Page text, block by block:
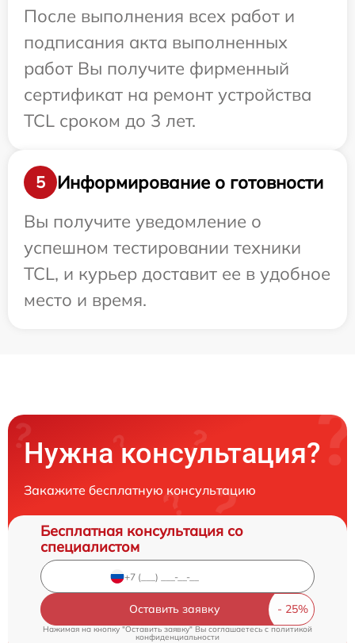
После выполнения всех работ и
подписания акта выполненных
работ Вы получите фирменный
сертификат на ремонт устройства
TCL сроком до 3 лет.
5
Информирование о готовности
Вы получите уведомление о
успешном тестировании техники
TCL, и курьер доставит ее в удобное
место и время.
Нужна консультация?
Закажите бесплатную консультацию
Бесплатная консультация со
специалистом
Оставить заявку
Нажимая на кнопку "Оставить заявку" Вы соглашаетесь cполитикой
конфиденциальности